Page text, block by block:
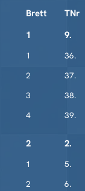
Brett
TNr
1
9.
1 36.
2
37.
3
38.
4
39.
2 2.
1 5.
2
6.